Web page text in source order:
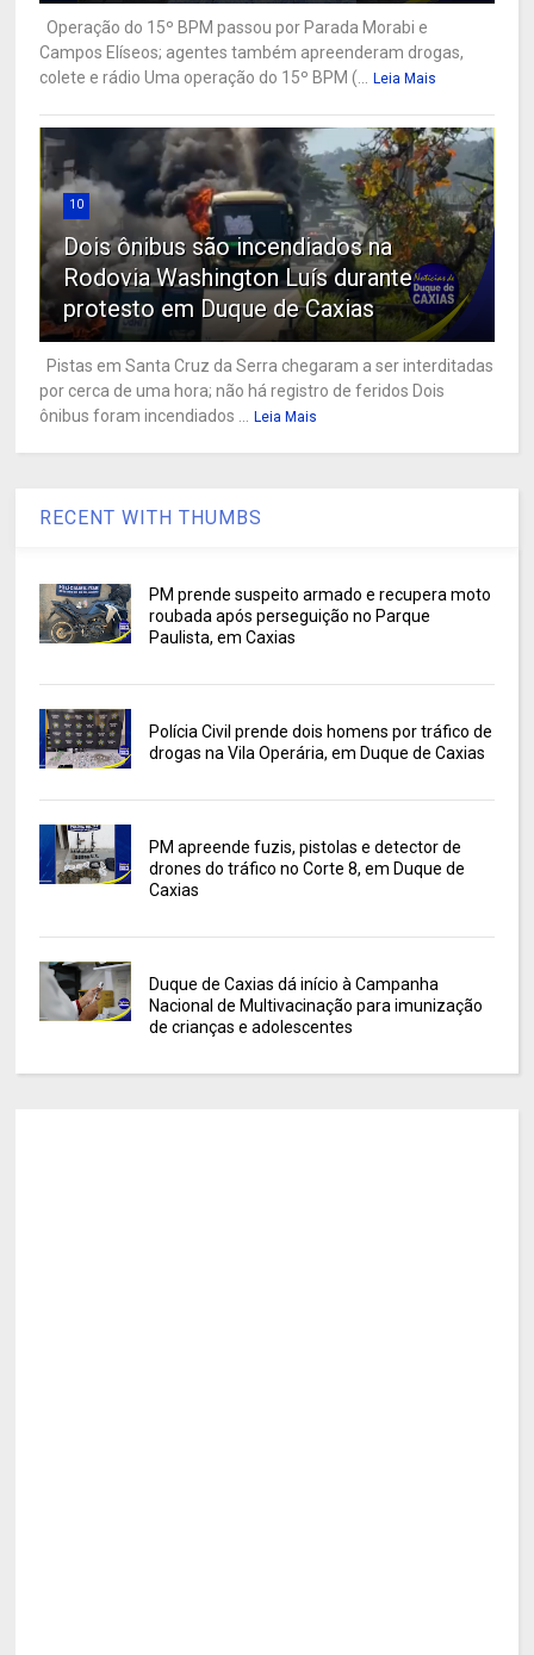
Operação do 15º BPM passou por Parada Morabi e
Campos Elíseos; agentes também apreenderam drogas,
colete e rádio Uma operação do 15º BPM (... Leia Mais
10
Dois ônibus são incendiados na
Rodovia Washington Luís durante
protesto em Duque de Caxias
Pistas em Santa Cruz da Serra chegaram a ser interditadas
por cerca de uma hora; não há registro de feridos Dois
ônibus foram incendiados ... Leia Mais
RECENT WITH THUMBS
PM prende suspeito armado e recupera moto
roubada após perseguição no Parque
Paulista, em Caxias
Polícia Civil prende dois homens por tráfico de
drogas na Vila Operária, em Duque de Caxias
PM apreende fuzis, pistolas e detector de
drones do tráfico no Corte 8, em Duque de
Caxias
Duque de Caxias dá início à Campanha
Nacional de Multivacinação para imunização
de crianças e adolescentes